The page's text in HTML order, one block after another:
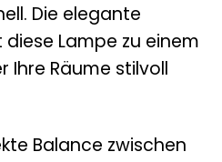
Die elegante
Lampe zu einem
Ihre Räume stilvoll
Balance zwischen